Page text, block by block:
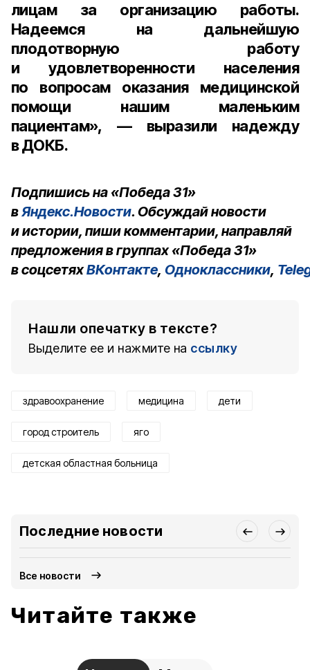
лицам за организацию работы.
Надеемся на дальнейшую
плодотворную работу
и удовлетворенности населения
по вопросам оказания медицинской
помощи нашим маленьким
пациентам», — выразили надежду
в ДОКБ.
Подпишись на «Победа 31»
вЯндекс.Новости. Обсуждай новости
и истории, пиши комментарии, направляй
предложения в группах «Победа 31»
в соцсетяхВКонтакте, Одноклассники,
Нашли опечатку в тексте?
Выделите ее и нажмите на ссылку
здравоохранение медицина дети
город строитель яго
детская областная больница
Последние новости
Все новости
Читайте также